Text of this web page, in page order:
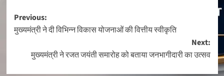
Post
navigation
Previous:
मुख्यमंत्री ने दी विभिन्न विकास योजनाओं की वित्तीय स्वीकृति
Next:
मुख्यमंत्री ने रजत जयंती समारोह को बताया जनभागीदारी का उत्सव